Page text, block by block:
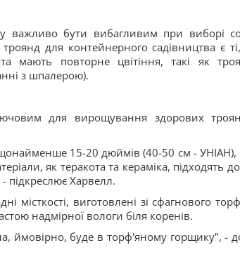
важливо бути вибагливим при виборі
для контейнерного садівництва є
мають повторне цвітіння, такі як
з шпалерою).
для вирощування здорових
15-20 дюймів (40-50 см -
як теракота та кераміка, підходять
підкреслює Харвелл.
місткості, виготовлені зі сфагнового
надмірної вологи біля коренів.
ймовірно, буде в торф'яному горщику", -